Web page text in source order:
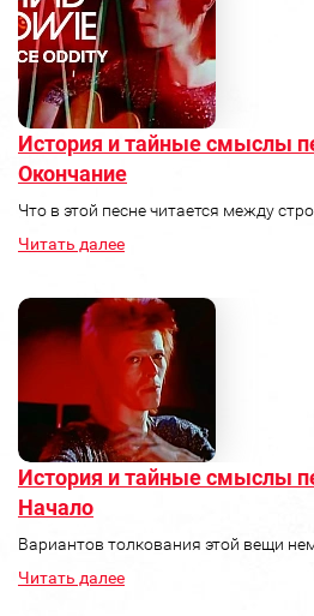
История и тайные смыслы
Окончание
Что в этой песне читается между
Читать далее
История и тайные смыслы
Начало
Вариантов толкования этой вещи
Читать далее